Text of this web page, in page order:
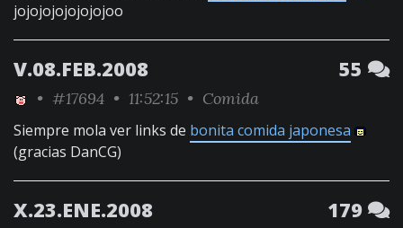
jojojojojojojojoo
V.08.FEB.2008 55
• #17694 • 11:52:15 • Comida
Siempre mola ver links de bonita comida japonesa
(gracias DanCG)
X.23.ENE.2008 179